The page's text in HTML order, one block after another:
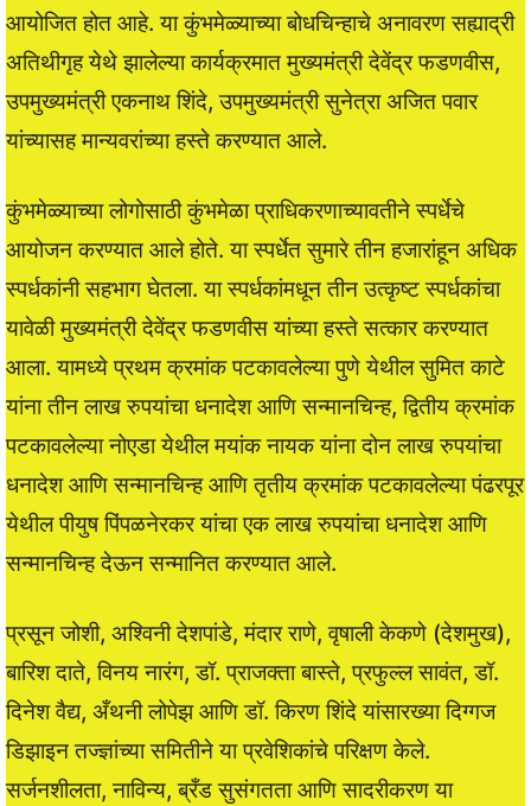
आयोजित होत आहे. या कुंभमेळ्याच्या बोधचिन्हाचे अनावरण सह्याद्री
अतिथीगृह येथे झालेल्या कार्यक्रमात मुख्यमंत्री देवेंद्र फडणवीस,
उपमुख्यमंत्री एकनाथ शिंदे, उपमुख्यमंत्री सुनेत्रा अजित पवार
यांच्यासह मान्यवरांच्या हस्ते करण्यात आले.
कुंभमेळ्याच्या लोगोसाठी कुंभमेळा प्राधिकरणाच्यावतीने स्पर्धेचे
आयोजन करण्यात आले होते. या स्पर्धेत सुमारे तीन हजारांहून अधिक
स्पर्धकांनी सहभाग घेतला. या स्पर्धकांमधून तीन उत्कृष्ट स्पर्धकांचा
यावेळी मुख्यमंत्री देवेंद्र फडणवीस यांच्या हस्ते सत्कार करण्यात
आला. यामध्ये प्रथम क्रमांक पटकावलेल्या पुणे येथील सुमित काटे
यांना तीन लाख रुपयांचा धनादेश आणि सन्मानचिन्ह, द्वितीय क्रमांक
पटकावलेल्या नोएडा येथील मयांक नायक यांना दोन लाख रुपयांचा
धनादेश आणि सन्मानचिन्ह आणि तृतीय क्रमांक पटकावलेल्या पंढरपूर
येथील पीयुष पिंपळनेरकर यांचा एक लाख रुपयांचा धनादेश आणि
सन्मानचिन्ह देऊन सन्मानित करण्यात आले.
प्रसून जोशी, अश्विनी देशपांडे, मंदार राणे, वृषाली केकणे (देशमुख),
बारिश दाते, विनय नारंग, डॉ. प्राजक्ता बास्ते, प्रफुल्ल सावंत, डॉ.
दिनेश वैद्य, अँथनी लोपेझ आणि डॉ. किरण शिंदे यांसारख्या दिग्गज
डिझाइन तज्ज्ञांच्या समितीने या प्रवेशिकांचे परिक्षण केले.
सर्जनशीलता, नाविन्य, ब्रँड सुसंगतता आणि सादरीकरण या